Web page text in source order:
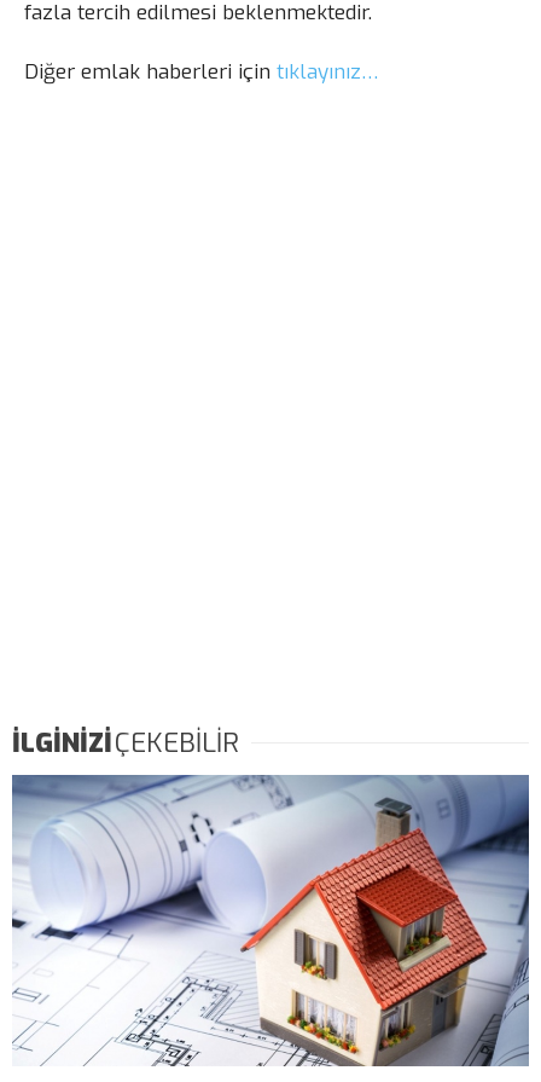
fazla tercih edilmesi beklenmektedir.
Diğer emlak haberleri için tıklayınız…
İLGİNİZİÇEKEBİLİR